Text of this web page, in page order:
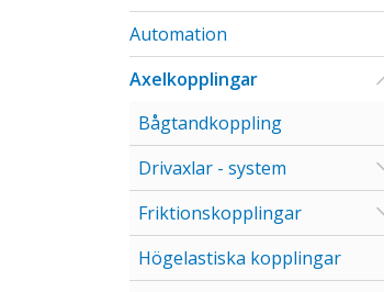
Automation
Axelkopplingar
Bågtandkoppling
Drivaxlar - system
Friktionskopplingar
Högelastiska kopplingar